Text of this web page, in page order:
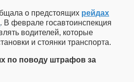
о предстоящих рейдах
. В феврале госавтоинспекция
водителей, которые
и стоянки транспорта.
по поводу штрафов за